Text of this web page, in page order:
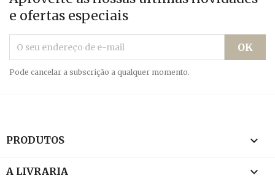
e ofertas especiais
Pode cancelar a subscrição a qualquer momento.
PRODUTOS 
A LIVRARIA 